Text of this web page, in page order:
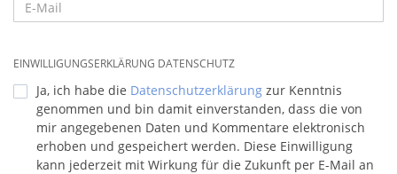
EINWILLIGUNGSERKLÄRUNG DATENSCHUTZ
Ja, ich habe die Datenschutzerklärung zur Kenntnis
genommen und bin damit einverstanden, dass die von
mir angegebenen Daten und Kommentare elektronisch
erhoben und gespeichert werden. Diese Einwilligung
kann jederzeit mit Wirkung für die Zukunft per E-Mail an